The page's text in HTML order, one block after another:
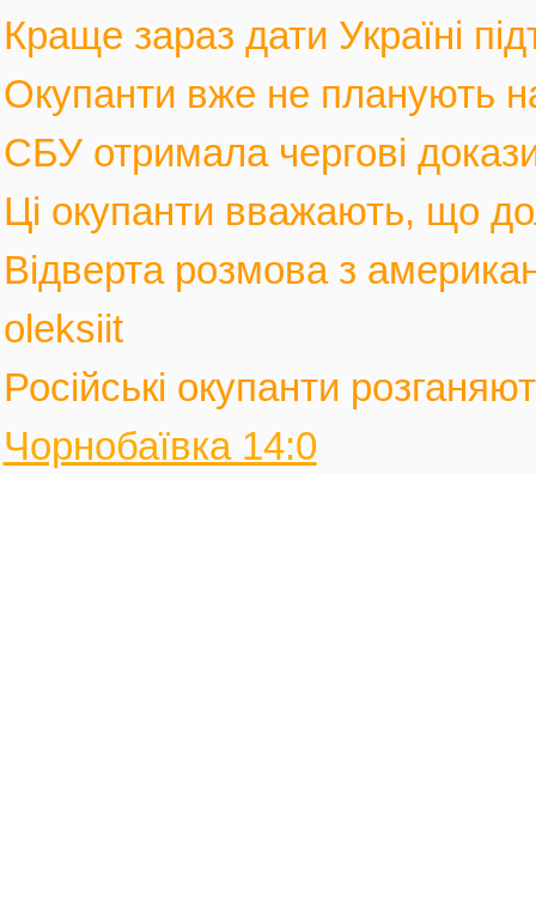
Краще зараз дати Україні
Окупанти вже не планують
СБУ отримала чергові
Ці окупанти вважають, що
Відверта розмова з
oleksiit
Російські окупанти
Чорнобаївка 14:0